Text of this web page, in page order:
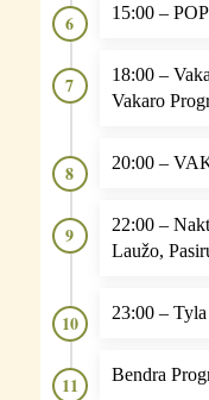
6 15:00 –
7
18:00 –
Vakaro
8 20:00 –
9
22:00 –
Laužo,
10 23:00 – Tyla
11 Bendra